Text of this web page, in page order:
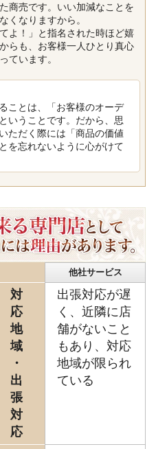
商売です。いい加減なことを
くなりますから。
よ！」と指名された時ほど嬉
らも、お客様一人ひとり真心
ています。
ことは、「お客様のオーデ
いうことです。だから、思
ただく際には「商品の価値
を忘れないように心がけて
他社サービス
対
応
地
域
・
出
張
対
応
出張対応が遅
く、近隣に店
舗がないこと
もあり、対応
地域が限られ
ている